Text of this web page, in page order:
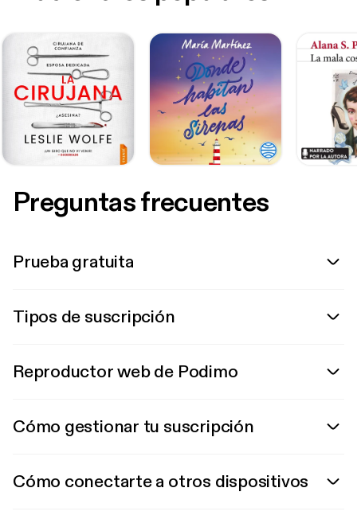
Preguntas frecuentes
Prueba gratuita
Tipos de suscripción
Reproductor web de Podimo
Cómo gestionar tu suscripción
Cómo conectarte a otros dispositivos